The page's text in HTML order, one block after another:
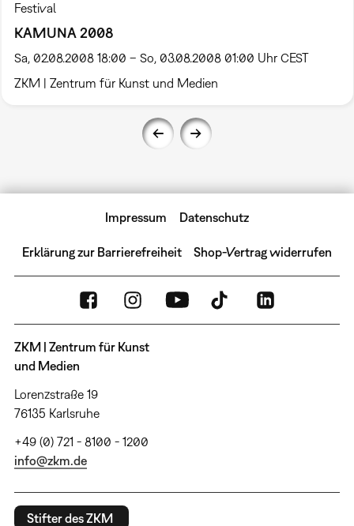
Festival
KAMUNA 2008
Sa, 02.08.2008 18:00 – So, 03.08.2008 01:00 Uhr CEST
ZKM | Zentrum für Kunst und Medien
Impressum Datenschutz
Erklärung zur Barrierefreiheit Shop-Vertrag widerrufen
ZKM | Zentrum für Kunst
und Medien
Lorenzstraße 19
76135 Karlsruhe
+49 (0) 721 - 8100 - 1200
info@zkm.de
Stifter des ZKM